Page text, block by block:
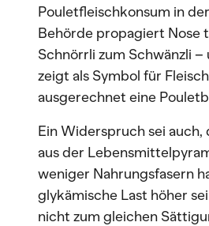
Pouletfleischkonsum in
Behörde propagiert Nose
Schnörrli zum Schwänzli –
zeigt als Symbol für
ausgerechnet eine
Ein Widerspruch sei auch,
aus der
weniger Nahrungsfasern
glykämische Last höher
nicht zum gleichen